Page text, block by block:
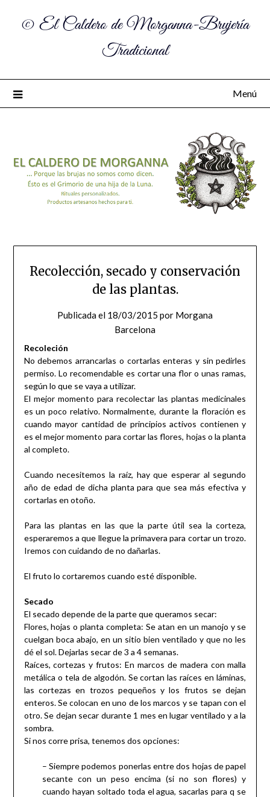
© El Caldero de Morganna-Brujería
Tradicional
Menú
Recolección, secado y conservación
de las plantas.
Publicada el 18/03/2015 por Morgana
Barcelona
Recoleción
No debemos arrancarlas o cortarlas enteras y sin pedirles
permiso. Lo recomendable es cortar una flor o unas ramas,
según lo que se vaya a utilizar.
El mejor momento para recolectar las plantas medicinales
es un poco relativo. Normalmente, durante la floración es
cuando mayor cantidad de principios activos contienen y
es el mejor momento para cortar las flores, hojas o la planta
al completo.
Cuando necesitemos la raíz, hay que esperar al segundo
año de edad de dicha planta para que sea más efectiva y
cortarlas en otoño.
Para las plantas en las que la parte útil sea la corteza,
esperaremos a que llegue la primavera para cortar un trozo.
Iremos con cuidando de no dañarlas.
El fruto lo cortaremos cuando esté disponible.
Secado
El secado depende de la parte que queramos secar:
Flores, hojas o planta completa: Se atan en un manojo y se
cuelgan boca abajo, en un sitio bien ventilado y que no les
dé el sol. Dejarlas secar de 3 a 4 semanas.
Raíces, cortezas y frutos: En marcos de madera con malla
metálica o tela de algodón. Se cortan las raíces en láminas,
las cortezas en trozos pequeños y los frutos se dejan
enteros. Se colocan en uno de los marcos y se tapan con el
otro. Se dejan secar durante 1 mes en lugar ventilado y a la
sombra.
Si nos corre prisa, tenemos dos opciones:
– Siempre podemos ponerlas entre dos hojas de papel
secante con un peso encima (si no son flores) y
cuando hayan soltado toda el agua, sacarlas para q se